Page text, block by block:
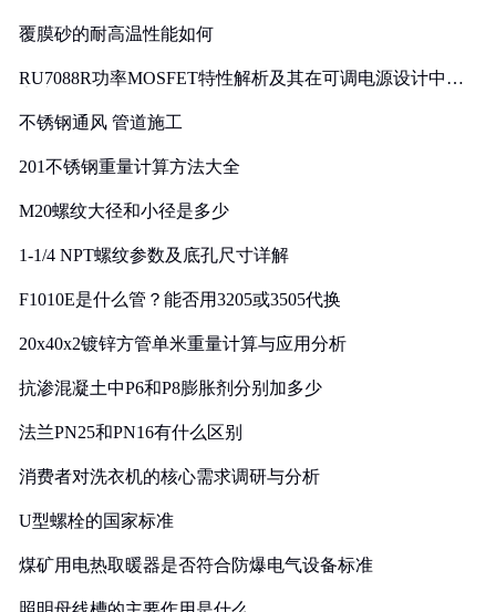
覆膜砂的耐高温性能如何
RU7088R功率MOSFET特性解析及其在可调电源设计中的
不锈钢通风 管道施工
201不锈钢重量计算方法大全
M20螺纹大径和小径是多少
1-1/4 NPT螺纹参数及底孔尺寸详解
F1010E是什么管？能否用3205或3505代换
20x40x2镀锌方管单米重量计算与应用分析
抗渗混凝土中P6和P8膨胀剂分别加多少
法兰PN25和PN16有什么区别
消费者对洗衣机的核心需求调研与分析
U型螺栓的国家标准
煤矿用电热取暖器是否符合防爆电气设备标准